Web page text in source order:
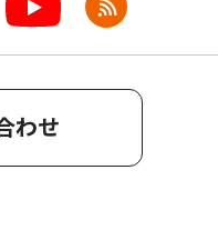
わせ